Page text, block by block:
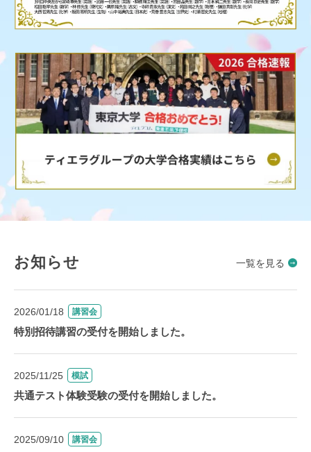
お知らせ 一覧を見る
2026/01/18 講習会
特別招待講習の受付を開始しました。
2025/11/25 模試
共通テスト体験受験の受付を開始しました。
2025/09/10 講習会